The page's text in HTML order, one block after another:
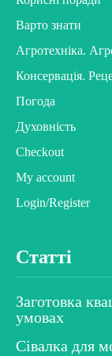
Варто знати
Агротехніка.
Консервація.
Погода
Духовність
Checkout
My account
Login/Register
Статті
Заготовка
умовах
Сівалка для